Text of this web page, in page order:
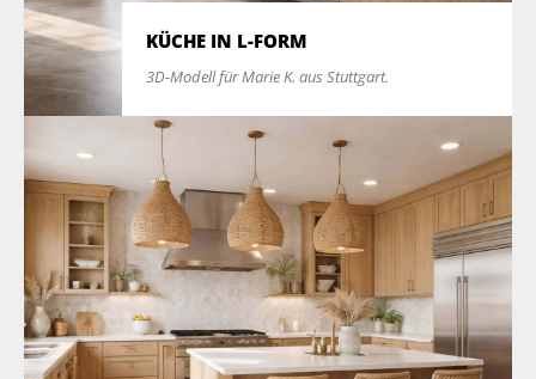
KÜCHE IN L-FORM
3D-Modell für Marie K. aus Stuttgart.